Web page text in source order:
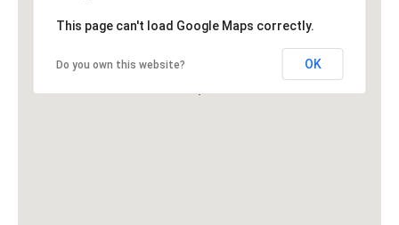
This page can't load Google Maps correctly.
Do you own this website? OK